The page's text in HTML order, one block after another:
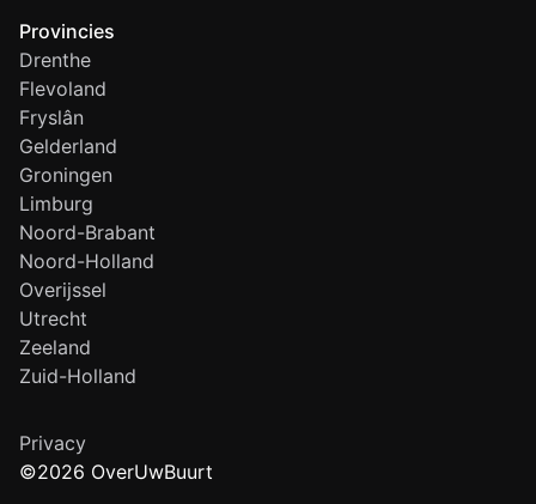
Provincies
Drenthe
Flevoland
Fryslân
Gelderland
Groningen
Limburg
Noord-Brabant
Noord-Holland
Overijssel
Utrecht
Zeeland
Zuid-Holland
Privacy
©2026 OverUwBuurt